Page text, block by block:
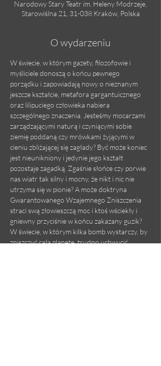
Narodowy Stary Teatr im. Heleny Modrzeje,
Starowiślna 21, 31-038 Kraków, Polska
O wydarzeniu
W świecie, w którym gazety, filozofowie i
myśliciele donoszą o końcu pewnego
porządku i zapowiadają nowy o nieznanym
jeszcze kształcie, metafora gargantuicznego
oraz lilipuciego człowieka nabiera
szczególnego znaczenia. Jesteśmy mocarzami
zarządzającymi naturą i czyniącymi sobie
ziemię poddaną czy mrówkami żyjącymi w
cieniu zbliżającej się zagłady? Być może koniec
jest nieunikniony i jedynie jego kształt
pozostaje zagadką. Zgaśnie słońce czy porwie
nas wiatr tak silny i mocny, że nikt i nic nie
utrzyma się w pionie? A może doktryna
Gwarantowanego Wzajemnego Zniszczenia
straci swą złowieszczą moc i ktoś wściekły i
gniewny przyciśnie w końcu zakazany guzik?
W świecie, w którym kilka bomb wystarczy, by
zniszczyć całą planetę, trudno uchwycić